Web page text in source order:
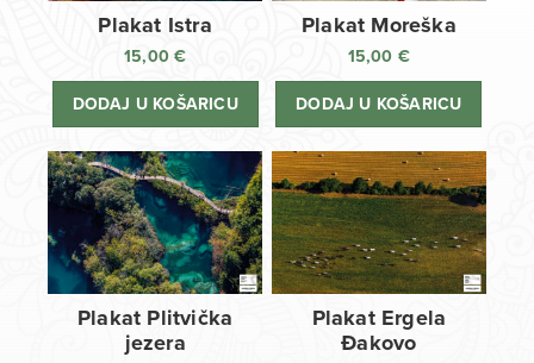
Plakat Istra
15,00€
DODAJ U KOŠARICU
Plakat Moreška
15,00 €
DODAJ U KOŠARICU
Plakat Plitvička
jezera
Plakat Ergela
Đakovo